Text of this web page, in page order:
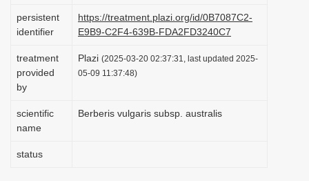
n
persistent
identifier
https://treatment.plazi.org/id/0B7087C2-
E9B9-C2F4-639B-FDA2FD3240C7
treatment
provided
by
Plazi (2025-03-20 02:37:31, last updated 2025-
05-09 11:37:48)
scientific
name
Berberis vulgaris subsp. australis
status